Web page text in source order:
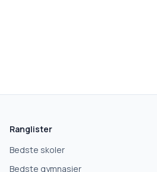
Ranglister
Bedste skoler
Bedste gymnasier